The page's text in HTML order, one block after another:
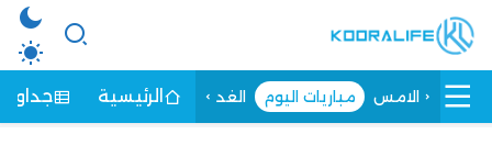
الامس مباريات اليوم الغد الرئيسية جداول